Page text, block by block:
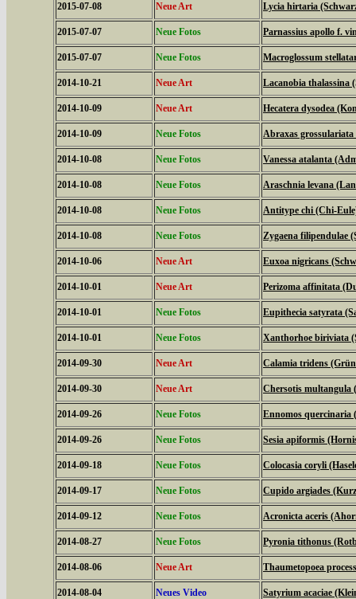
2015-07-08 Neue Art Lycia hirtaria
2015-07-07 Neue Fotos Parnassius apollo f.
2015-07-07 Neue Fotos Macroglossum
2014-10-21 Neue Art Lacanobia thalassina
2014-10-09 Neue Art Hecatera dysodea
2014-10-09 Neue Fotos Abraxas grossulariata
2014-10-08 Neue Fotos Vanessa atalanta
2014-10-08 Neue Fotos Araschnia levana
2014-10-08 Neue Fotos Antitype chi (Chi-
2014-10-08 Neue Fotos Zygaena filipendulae
2014-10-06 Neue Art Euxoa nigricans
2014-10-01 Neue Art Perizoma affinitata
2014-10-01 Neue Fotos Eupithecia satyrata
2014-10-01 Neue Fotos Xanthorhoe biriviata
2014-09-30 Neue Art Calamia tridens
2014-09-30 Neue Art Chersotis multangula
2014-09-26 Neue Fotos Ennomos quercinaria
2014-09-26 Neue Fotos Sesia apiformis
2014-09-18 Neue Fotos Colocasia coryli
2014-09-17 Neue Fotos Cupido argiades
2014-09-12 Neue Fotos Acronicta aceris
2014-08-27 Neue Fotos Pyronia tithonus
2014-08-06 Neue Art Thaumetopoea
2014-08-04 Neues Video Satyrium acaciae